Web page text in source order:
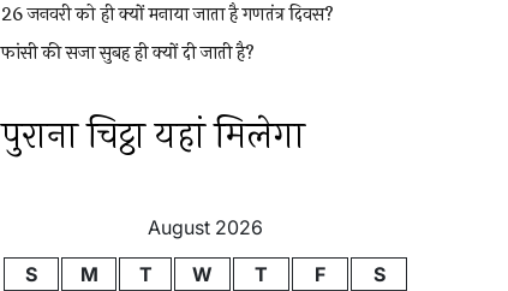
26 जनवरी को ही क्यों मनाया जाता है गणतंत्र दिवस?
फांसी की सजा सुबह ही क्यों दी जाती है?
पुराना चिट्ठा यहां मिलेगा
August 2026
S
M T W T F
S